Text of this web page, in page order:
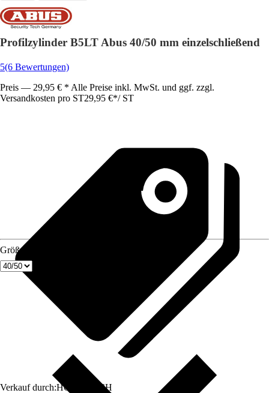
Profilzylinder B5LT Abus 40/50 mm einzelschließend
5(6 Bewertungen)
Preis — 29,95 € * Alle Preise inkl. MwSt. und ggf. zzgl.
Versandkosten pro ST29,95 €*/ ST
Verkauf durch:HORNBACH
Größe